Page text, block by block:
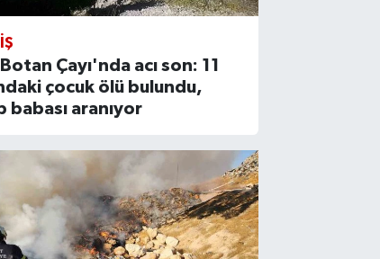
Çayı'nda acı son: 11
çocuk ölü bulundu,
babası aranıyor